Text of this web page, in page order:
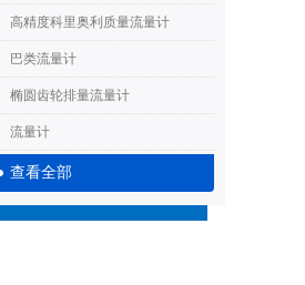
高精度科里奥利质量流量计
巴类流量计
椭圆齿轮排量流量计
流量计
查看全部